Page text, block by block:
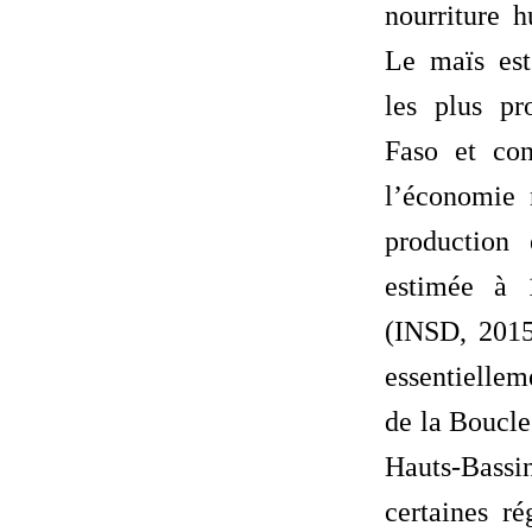
nourriture
Le maïs
les plus
Faso et
estimée à
(INSD,
de la
Hauts-
certaines